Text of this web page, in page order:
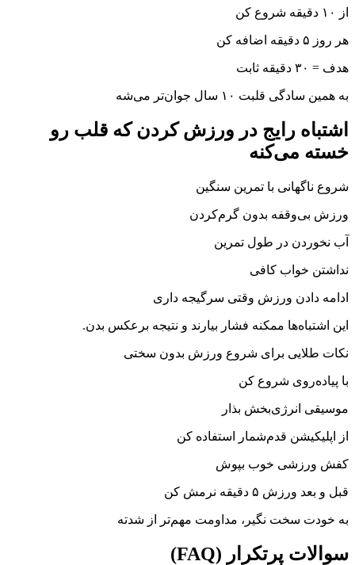
از ۱۰ دقیقه شروع کن
هر روز ۵ دقیقه اضافه کن
هدف = ۳۰ دقیقه ثابت
به همین سادگی قلبت ۱۰ سال جوان‌تر می‌شه
اشتباه رایج در ورزش کردن که قلب رو
خسته می‌کنه
شروع ناگهانی با تمرین سنگین
ورزش بی‌وقفه بدون گرم‌کردن
آب نخوردن در طول تمرین
نداشتن خواب کافی
ادامه دادن ورزش وقتی سرگیجه داری
این اشتباه‌ها ممکنه فشار بیارند و نتیجه برعکس بدن.
نکات طلایی برای شروع ورزش بدون سختی
با پیاده‌روی شروع کن
موسیقی انرژی‌بخش بذار
از اپلیکیشن قدم‌شمار استفاده کن
کفش ورزشی خوب بپوش
قبل و بعد ورزش ۵ دقیقه نرمش کن
به خودت سخت نگیر، مداومت مهم‌تر از شدته
سوالات پرتکرار (FAQ)